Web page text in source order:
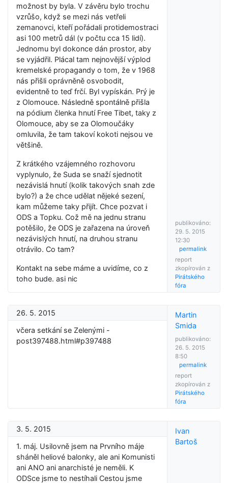
možnost by byla. V závěru bylo trochu
vzrůšo, když se mezi nás vetřeli
zemanovci, kteří pořádali protidemostraci
asi 100 metrů dál (v počtu cca 15 lidí).
Jednomu byl dokonce dán prostor, aby
se vyjádřil. Plácal tam nejnovější výplod
kremelské propagandy o tom, že v 1968
nás přišli oprávněně osvobodit,
evidentně to teď frčí. Byl vypískán. Prý je
z Olomouce. Následně spontálně přišla
na pódium členka hnutí Free Tibet, taky z
Olomouce, aby se za Olomoučáky
omluvila, že tam takoví kokoti nejsou ve
většině.
Z krátkého vzájemného rozhovoru
vyplynulo, že Suda se snaží sjednotit
nezávislá hnutí (kolik takových snah zde
bylo?) a že chce udělat nějeké sezení,
kam můžeme taky přijít. Chce pozvat i
ODS a Topku. Což mě na jednu stranu
potěšilo, že ODS je zařazena na úroveň
nezávislých hnutí, na druhou stranu
otrávilo. Co tam?
Kontakt na sebe máme a uvidíme, co z
toho bude. asi nic
publikováno:
29. 5. 2015
12:30
permalink
report
zkopírován z
Pirátského
fóra
26. 5. 2015
včera setkání se Zelenými -
post397488.html#p397488
Martin
Smida
publikováno:
26. 5. 2015
8:50
permalink
report
zkopírován z
Pirátského
fóra
3. 5. 2015
1. máj. Usilovně jsem na Prvního máje
sháněl heliové balonky, ale ani Komunisti
ani ANO ani anarchisté je neměli. K
ODSce jsme to nestíhali Cestou jsme
Ivan
Bartoš